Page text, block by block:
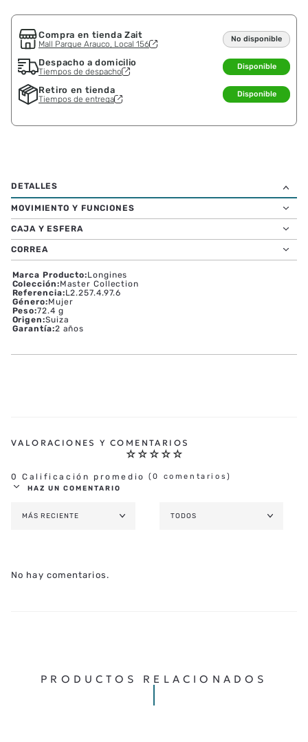
Compra en tienda Zait
Mall Parque Arauco, Local 156
No disponible
Despacho a domicilio
Tiempos de despacho
Disponible
Retiro en tienda
Tiempos de entrega
Disponible
MOVIMIENTO Y FUNCIONES
CAJA Y ESFERA
CORREA
Marca Producto:Longines
Colección:Master Collection
Referencia:L2.257.4.97.6
Género:Mujer
Peso:72.4 g
Origen:Suiza
Garantía:2 años
☆ ☆ ☆ ☆ ☆
0 Calificación promedio (0 comentarios)
HAZ UN COMENTARIO
TU UBICACIÓN
MÁS RECIENTE TODOS
No hay comentarios.
PRODUCTOS RELACIONADOS